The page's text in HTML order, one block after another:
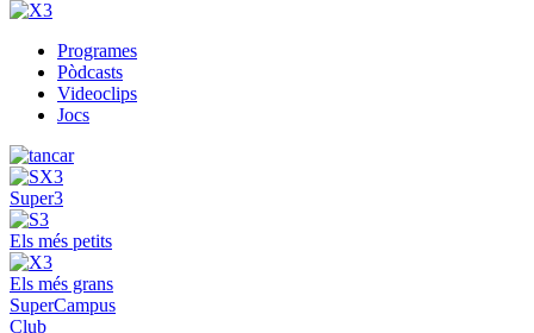
Programes
Pòdcasts
Videoclips
Jocs
Super3
Els més petits
Els més grans
SuperCampus
Club